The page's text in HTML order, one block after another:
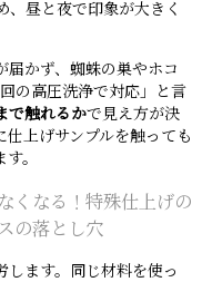
昼と夜で印象が大きく
届かず、蜘蛛の巣やホコ
の高圧洗浄で対応」と言
で触れるかで見え方が決
上げサンプルを触っても
。
くなる！特殊仕上げの
の落とし穴
ます。同じ材料を使っ